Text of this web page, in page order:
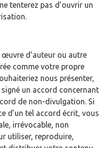
tenterez pas d’ouvrir un
œuvre d’auteur ou autre
comme votre propre
nous présenter,
un accord concernant
de non-divulgation. Si
d’un tel accord écrit, vous
irrévocable, non
utiliser, reproduire,